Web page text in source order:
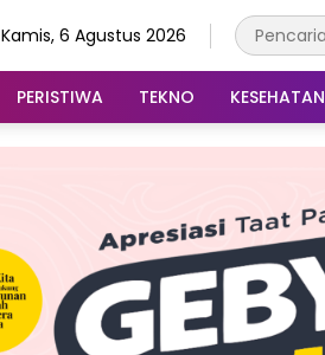
Kamis, 6 Agustus 2026
PERISTIWA TEKNO KESEHATAN